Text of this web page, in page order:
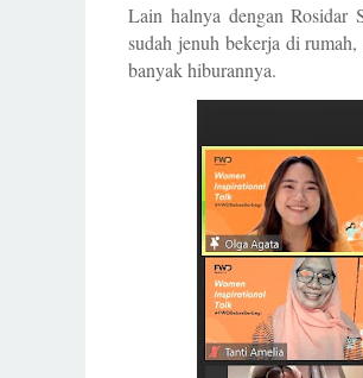
Lain halnya dengan Rosidar
sudah jenuh bekerja di
banyak hiburannya.